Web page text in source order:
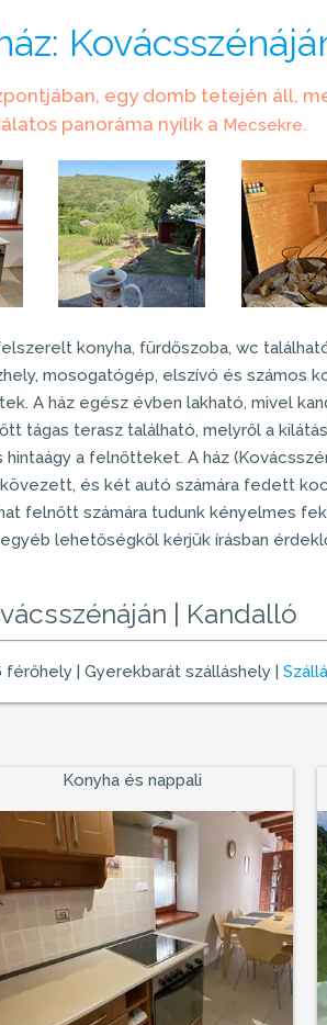
egy domb tetején áll,
panoráma nyílik a Mecsekre.
konyha, fürdőszoba, wc
mosogatógép, elszívó és számos
A ház egész évben lakható, mivel
tágas terasztalálható, melyről a
a felnőtteket. A ház
és két autó számára fedett
felnőtt számára tudunk kényelmes
lehetőségkől kérjük írásban
| Kandalló
férőhely | Gyerekbarát szálláshely|
Konyha és nappali